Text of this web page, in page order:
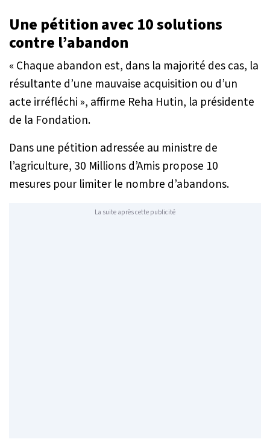
Une pétition avec 10 solutions
contre l’abandon
« Chaque abandon est, dans la majorité des cas, la
résultante d’une mauvaise acquisition ou d’un
acte irréfléchi », affirme Reha Hutin, la présidente
de la Fondation.
Dans une pétition adressée au ministre de
l’agriculture, 30 Millions d’Amis propose 10
mesures pour limiter le nombre d’abandons.
La suite après cette publicité